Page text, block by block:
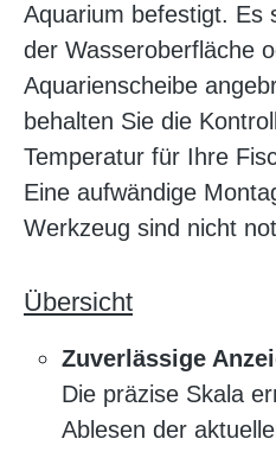
Aquarium befestigt. Es
der Wasseroberfläche
Aquarienscheibe
behalten Sie die
Temperatur für Ihre
Eine aufwändige
Werkzeug sind nicht
Übersicht
Zuverlässige
Die präzise Skala
Ablesen der